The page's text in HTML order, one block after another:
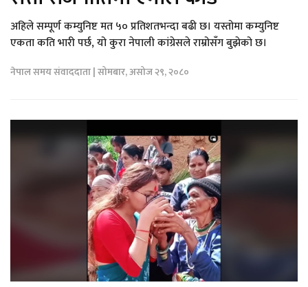
अहिले सम्पूर्ण कम्युनिष्ट मत ५० प्रतिशतभन्दा बढी छ। यस्तोमा कम्युनिष्ट
एकता कति भारी पर्छ, यो कुरा नेपाली कांग्रेसले राम्रोसँग बुझेको छ।
नेपाल समय संवाददाता | सोमबार, असोज २९, २०८०